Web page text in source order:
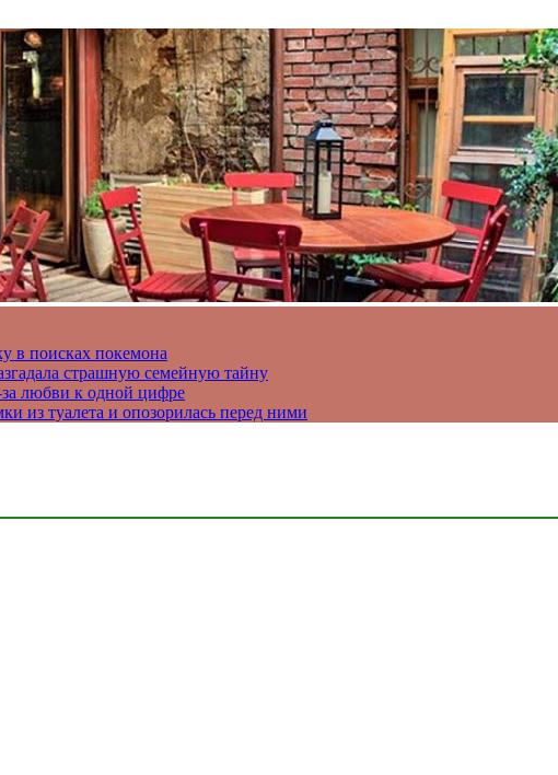
в поисках покемона
страшную семейную тайну
любви к одной цифре
из туалета и опозорилась перед ними